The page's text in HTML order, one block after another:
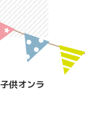
子供オンラ